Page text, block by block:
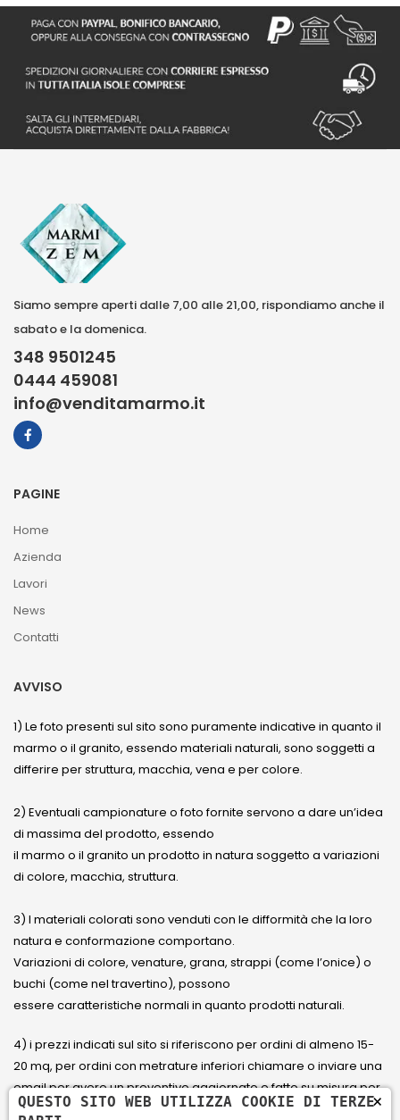
Siamo sempre aperti dalle 7,00 alle 21,00, rispondiamo anche il
sabato e la domenica.
348 9501245
0444 459081
info@venditamarmo.it
PAGINE
Home
Azienda
Lavori
News
Contatti
AVVISO
1) Le foto presenti sul sito sono puramente indicative in quanto il
marmo o il granito, essendo materiali naturali, sono soggetti a
differire per struttura, macchia, vena e per colore.
2) Eventuali campionature o foto fornite servono a dare un’idea
di massima del prodotto, essendo
il marmo o il granito un prodotto in natura soggetto a variazioni
di colore, macchia, struttura.
3) I materiali colorati sono venduti con le difformità che la loro
natura e conformazione comportano.
Variazioni di colore, venature, grana, strappi (come l’onice) o
buchi (come nel travertino), possono
essere caratteristiche normali in quanto prodotti naturali.
4) i prezzi indicati sul sito si riferiscono per ordini di almeno 15-
20 mq, per ordini con metrature inferiori chiamare o inviare una
email per avere un preventivo aggiornato e fatto su misura per
il cliente.
×
QUESTO SITO WEB UTILIZZA COOKIE DI TERZE